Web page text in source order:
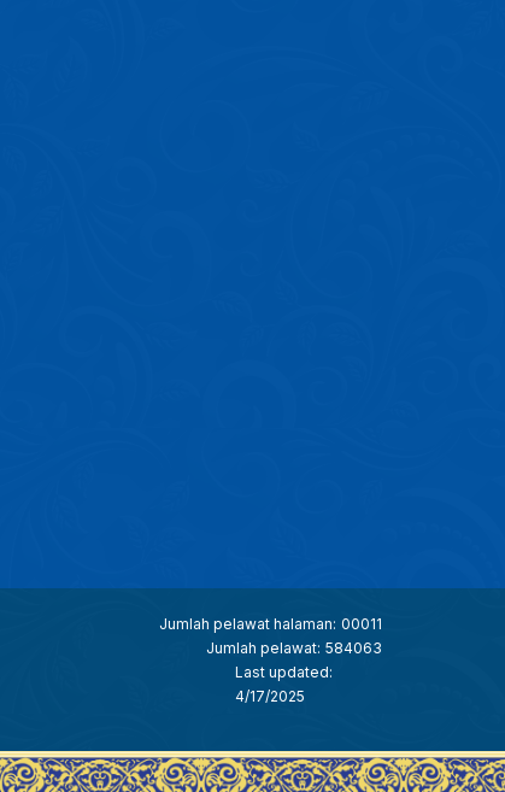
Jumlah pelawat halaman: 00011
Jumlah pelawat: 584063
Last updated:
4/17/2025